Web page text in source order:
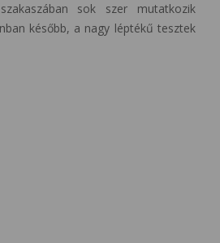
sok szer mutatkozik
később, a nagy léptékű tesztek